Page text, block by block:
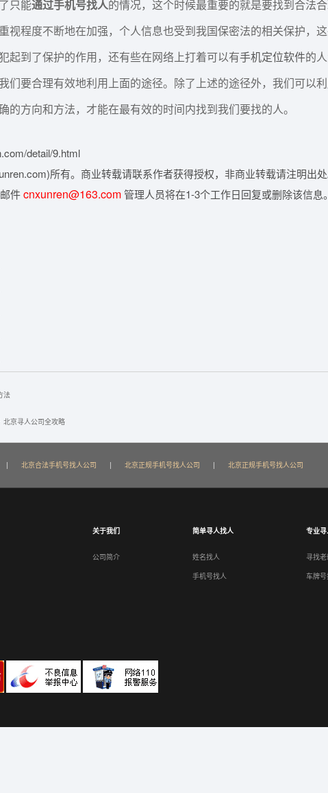
只能通过手机号找人的情况，这个时候最重要的就是要找到合法
视程度不断地在加强，个人信息也受到我国保密法的相关保护，
起到了保护的作用，还有些在网络上打着可以有手机定位软件的
们要合理有效地利用上面的途径。除了上述的途径外，我们可以
的方向和方法，才能在最有效的时间内找到我们要找的人。
detail/9.html
所有。商业转载请联系作者获得授权，非商业转载请注明出
件cnxunren@163.com管理人员将在1-3个工作日回复或删除该信息。
法
北京寻人公司全攻略
| 北京合法手机号找人公司 | 北京正规手机号找人公司 | 北京正规手机号找人公司
关于我们
公司简介
简单寻人找人
姓名找人
手机号找人
专业
寻找老
车牌